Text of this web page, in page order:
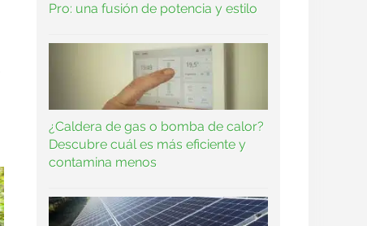
Pro: una fusión de potencia y estilo
¿Caldera de gas o bomba de calor?
Descubre cuál es más eficiente y
contamina menos